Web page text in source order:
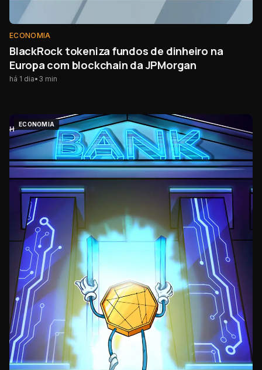
ECONOMIA
BlackRock tokeniza fundos de dinheiro na
Europa com blockchain da JPMorgan
há 1 dia• 3 min
ECONOMIA